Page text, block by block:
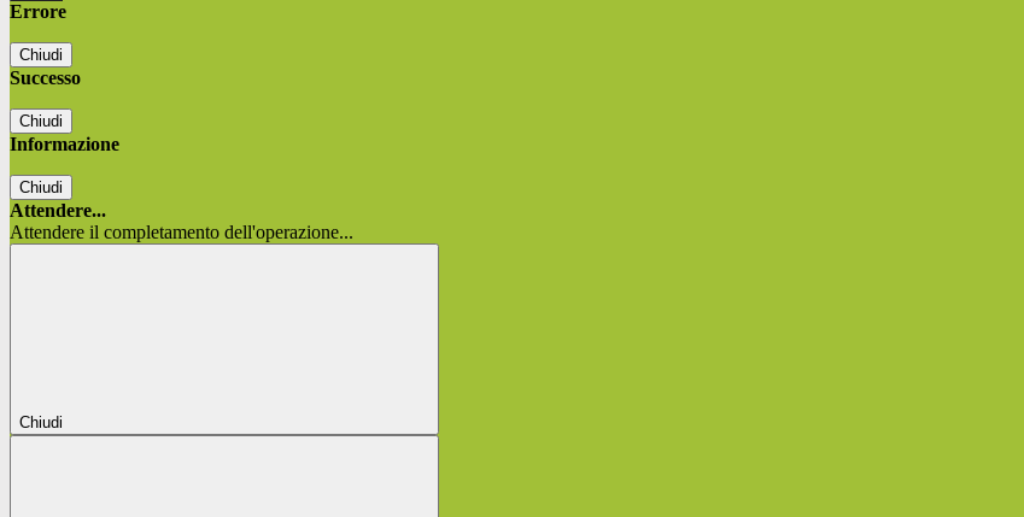
Errore
Chiudi
Successo
Chiudi
Informazione
Chiudi
Attendere...
Attendere il completamento dell'operazione...
Chiudi